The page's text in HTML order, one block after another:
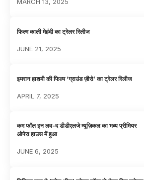
फिल्म काली मेहंदी का ट्रेलर रिलीज
JUNE 21, 2025
इमरान हाशमी की फिल्म ‘ग्राउंड ज़ीरो’ का ट्रेलर रिलीज
APRIL 7, 2025
कम फॉल इन लव-द डीडीएलजे म्यूज़िकल का भव्य प्रीमियर
ओपेरा हाउस में हुआ
JUNE 6, 2025